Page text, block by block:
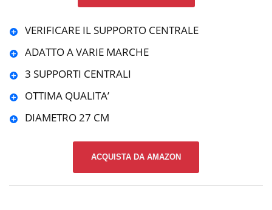
VERIFICARE IL SUPPORTO CENTRALE
ADATTO A VARIE MARCHE
3 SUPPORTI CENTRALI
OTTIMA QUALITA’
DIAMETRO 27 CM
ACQUISTA DA AMAZON